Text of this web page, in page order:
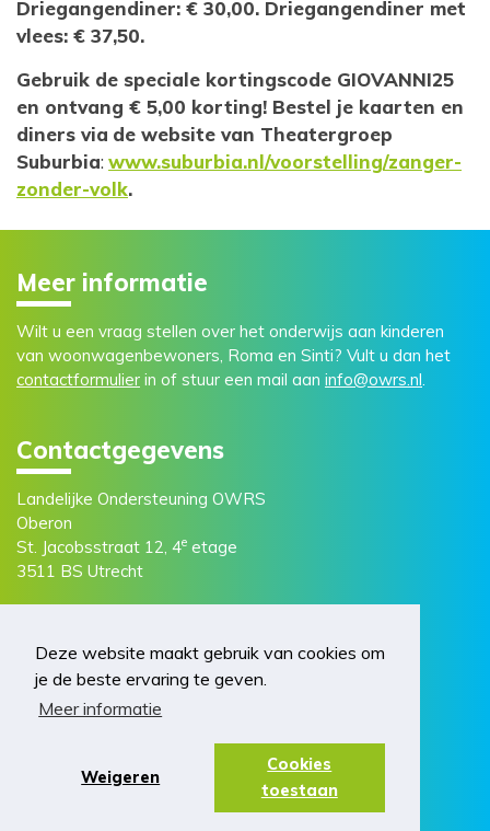
Deze website maakt gebruik van cookies om
je de beste ervaring te geven.
Meer informatie
Weigeren
Cookies
toestaan
Driegangendiner: € 30,00. Driegangendiner met
vlees: € 37,50.
Gebruik de speciale kortingscode GIOVANNI25
en ontvang € 5,00 korting! Bestel je kaarten en
diners via de website van Theatergroep
Suburbia: www.suburbia.nl/voorstelling/zanger-
zonder-volk.
Meer informatie
Wilt u een vraag stellen over het onderwijs aan kinderen
van woonwagenbewoners, Roma en Sinti? Vult u dan het
contactformulier in of stuur een mail aan info@owrs.nl.
Contactgegevens
Landelijke Ondersteuning OWRS
Oberon
St. Jacobsstraat 12, 4e etage
3511 BS Utrecht
2manydots
Privacyverklaring
Cookies Disclaimer